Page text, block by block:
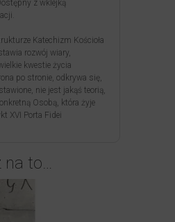
z wklejką
Katechizm Kościoła
rozwój wiary,
kwestie życia
po stronie, odkrywa się,
nie jest jakąś teorią,
Osobą, która żyje
XVI Porta Fidei
na to…